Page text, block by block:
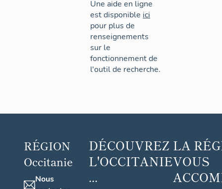
Une aide en ligne
est disponible ici
pour plus de
renseignements
sur le
fonctionnement de
l'outil de recherche.
RÉGION
Occitanie
Nous
DÉCOUVREZ
L'OCCITANIE
...
LA
VOUS